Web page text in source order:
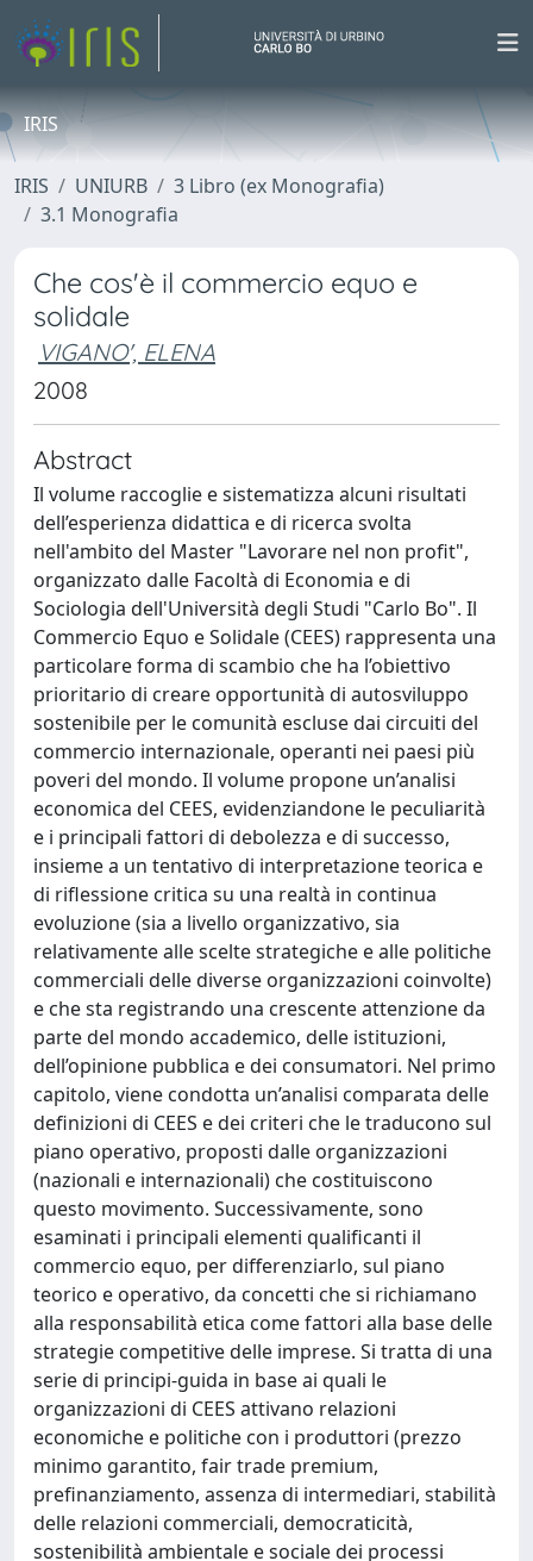
IRIS
IRIS UNIURB
3 Libro (ex Monografia)
3.1 Monografia
Che cos'è il commercio equo e
solidale
VIGANO', ELENA
2008
Abstract
Il volume raccoglie e sistematizza alcuni risultati
dell’esperienza didattica e di ricerca svolta
nell'ambito del Master "Lavorare nel non profit",
organizzato dalle Facoltà di Economia e di
Sociologia dell'Università degli Studi "Carlo Bo". Il
Commercio Equo e Solidale (CEES) rappresenta una
particolare forma di scambio che ha l’obiettivo
prioritario di creare opportunità di autosviluppo
sostenibile per le comunità escluse dai circuiti del
commercio internazionale, operanti nei paesi più
poveri del mondo. Il volume propone un’analisi
economica del CEES, evidenziandone le peculiarità
e i principali fattori di debolezza e di successo,
insieme a un tentativo di interpretazione teorica e
di riflessione critica su una realtà in continua
evoluzione (sia a livello organizzativo, sia
relativamente alle scelte strategiche e alle politiche
commerciali delle diverse organizzazioni coinvolte)
e che sta registrando una crescente attenzione da
parte del mondo accademico, delle istituzioni,
dell’opinione pubblica e dei consumatori. Nel primo
capitolo, viene condotta un’analisi comparata delle
definizioni di CEES e dei criteri che le traducono sul
piano operativo, proposti dalle organizzazioni
(nazionali e internazionali) che costituiscono
questo movimento. Successivamente, sono
esaminati i principali elementi qualificanti il
commercio equo, per differenziarlo, sul piano
teorico e operativo, da concetti che si richiamano
alla responsabilità etica come fattori alla base delle
strategie competitive delle imprese. Si tratta di una
serie di principi-guida in base ai quali le
organizzazioni di CEES attivano relazioni
economiche e politiche con i produttori (prezzo
minimo garantito, fair trade premium,
prefinanziamento, assenza di intermediari, stabilità
delle relazioni commerciali, democraticità,
sostenibilità ambientale e sociale dei processi